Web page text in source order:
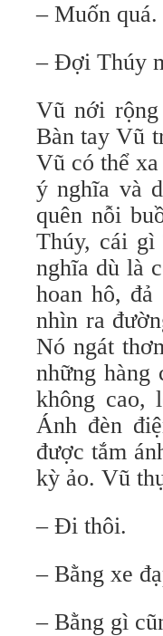
– Muốn quá.
– Đợi Thúy
Vũ nới
Bàn tay Vũ
Vũ có thể
ý nghĩa và
quên nỗi
Thúy, cái gì
nghĩa dù là
hoan hô,
nhìn ra
Nó ngát
những hàng
không cao,
Ánh đèn
được tắm
kỳ ảo. Vũ
– Đi thôi.
– Bằng xe
– Bằng gì